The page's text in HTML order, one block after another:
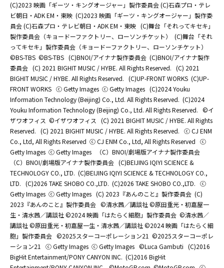
(C)2023 映画「ギーツ・キングオージャー」製作委員会 (C)石森プロ・テレ
ビ朝日・ADK EM・東映 (C)2023 映画「ギーツ・キングオージャー」製作委
員会 (C)石森プロ・テレビ朝日・ADK EM・東映 (C)舞台「それってキセキ」
製作委員会（キョードーファクトリー、ローソンチケット）
(C)舞台「それ
ってキセキ」製作委員会（キョードーファクトリー、ローソンチケット）
©BS-TBS ©BS-TBS (C)BNOI/アイナナ製作委員会 (C)BNOI/アイナナ製作
委員会 (C) 2021 BIGHIT MUSIC / HYBE. All Rights Reserved. (C) 2021
BIGHIT MUSIC / HYBE. All Rights Reserved. (C)UP-FRONT WORKS (C)UP-
FRONT WORKS ⓒ Getty Images ⓒ Getty Images (C)2024 Youku
Information Technology (Beijing) Co., Ltd. All Rights Reserved. (C)2024
Youku Information Technology (Beijing) Co., Ltd. All Rights Reserved. ©イ
ザワオフィス ©イザワオフィス
(C) 2021 BIGHIT MUSIC / HYBE. All Rights
Reserved. (C) 2021 BIGHIT MUSIC / HYBE. All Rights Reserved. ⓒ CJ ENM
Co., Ltd, All Rights Reserved ⓒ CJ ENM Co., Ltd, All Rights Reserved ⓒ
Getty Images ⓒ Getty Images
（C）BNOI/劇場版アイナナ製作委員会
（C）BNOI/劇場版アイナナ製作委員会 (C)BEIJING IQIYI SCIENCE &
TECHNOLOGY CO., LTD. (C)BEIJING IQIYI SCIENCE & TECHNOLOGY CO.,
LTD. (C)2026 TAKE SHOBO CO.,LTD. (C)2026 TAKE SHOBO CO.,LTD. ⓒ
Getty Images ⓒ Getty Images (C) 2023『あんのこと』製作委員会 (C)
2023『あんのこと』製作委員会 ©清水茜／講談社 ©原田重光・初嘉屋一
生・清水茜／講談社 ©2024 映画「はたらく細胞」製作委員会 ©清水茜／
講談社 ©原田重光・初嘉屋一生・清水茜／講談社 ©2024 映画「はたらく細
胞」製作委員会 ©2025スターコーポレーション21 ©2025スターコーポレ
ーション21
ⓒ Getty Images ⓒ Getty Images ©Luca Gambuti (C)2016
BigHit Entertainment/PONY CANYON INC. (C)2016 BigHit